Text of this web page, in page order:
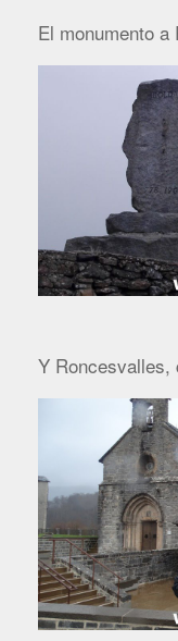
El monumento
Y